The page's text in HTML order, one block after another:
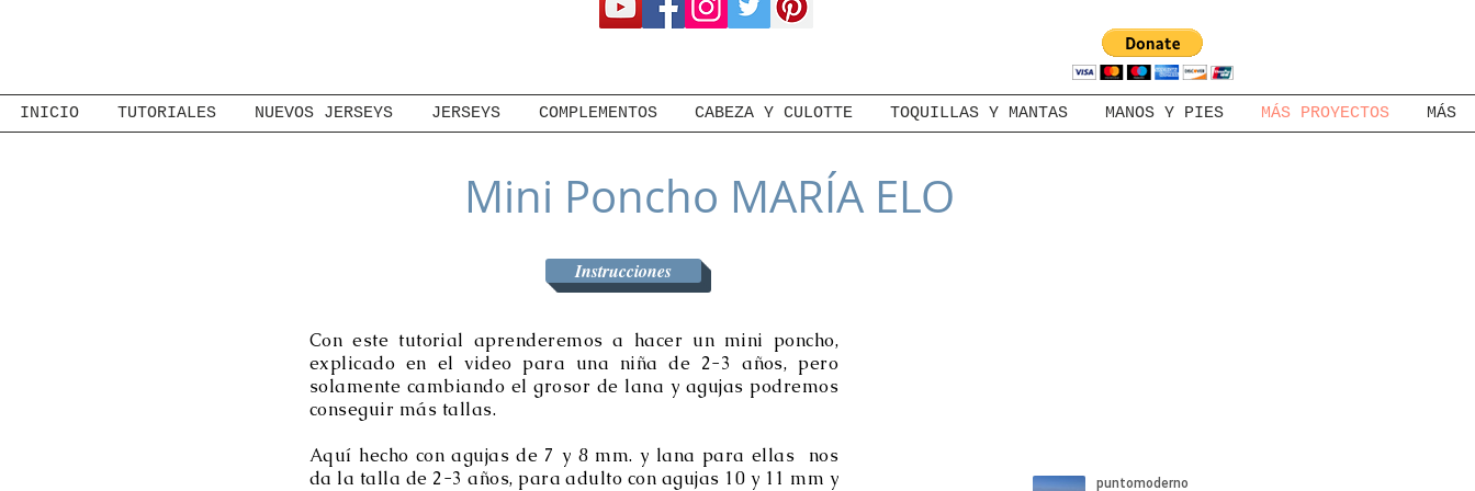
INICIO TUTORIALES NUEVOS JERSEYS JERSEYS COMPLEMENTOS CABEZA Y CULOTTE TOQUILLAS Y MANTAS MANOS Y PIES MÁS PROYECTOS MÁS
Mini Poncho MARÍA ELO
Instrucciones
Con este tutorial aprenderemos a hacer un mini poncho,
explicado en el video para una niña de 2-3 años, pero
solamente cambiando el grosor de lana y agujas podremos
conseguir más tallas.
Aquí hecho con agujas de 7 y 8 mm. y lana para ellas nos
da la talla de 2-3 años, para adulto con agujas 10 y 11 mm y